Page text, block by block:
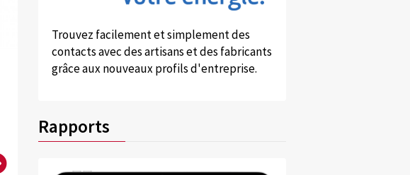
Trouvez facilement et simplement des
contacts avec des artisans et des fabricants
grâce aux nouveaux profils d'entreprise.
Rapports